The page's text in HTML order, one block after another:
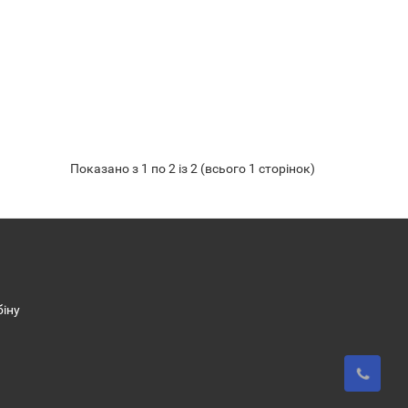
Показано з 1 по 2 із 2 (всього 1 сторінок)